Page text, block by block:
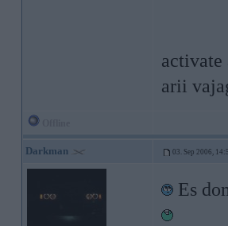
arii
Darkman 03. Sep 2006,
Es